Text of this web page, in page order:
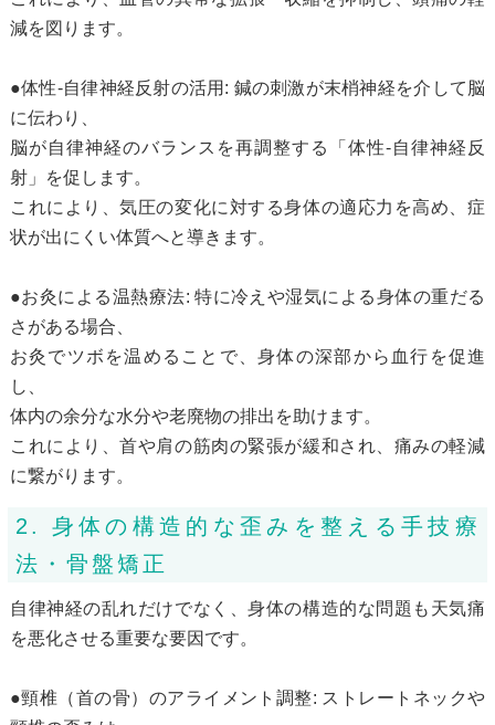
減を図ります。
●体性-自律神経反射の活用: 鍼の刺激が末梢神経を介して脳
に伝わり、
脳が自律神経のバランスを再調整する「体性-自律神経反
射」を促します。
これにより、気圧の変化に対する身体の適応力を高め、症
状が出にくい体質へと導きます。
●お灸による温熱療法: 特に冷えや湿気による身体の重だる
さがある場合、
お灸でツボを温めることで、身体の深部から血行を促進
し、
体内の余分な水分や老廃物の排出を助けます。
これにより、首や肩の筋肉の緊張が緩和され、痛みの軽減
に繋がります。
2. 身体の構造的な歪みを整える手技療
法・骨盤矯正
自律神経の乱れだけでなく、身体の構造的な問題も天気痛
を悪化させる重要な要因です。
●頸椎（首の骨）のアライメント調整: ストレートネックや